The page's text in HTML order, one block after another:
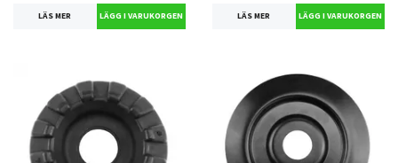
LÄS MER LÄS MER